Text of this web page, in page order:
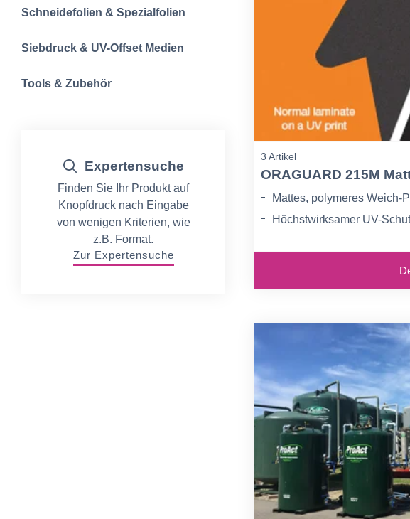
Schneidefolien &‍ Spezialfolien
Siebdruck & UV-Offset Medien
Tools & Zubehör
Expertensuche
Finden Sie Ihr Produkt auf
Knopfdruck nach Eingabe
von wenigen Kriterien, wie
z.B. Format.
Zur Expertensuche
3 Artikel
ORAGUARD 215M
Mattes, polymeres Weich-
Höchstwirksamer UV-